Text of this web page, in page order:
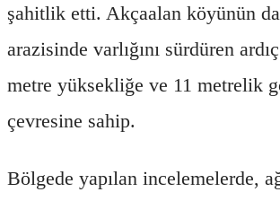
şahitlik etti. Akçaalan köyünün
arazisinde varlığını sürdüren
metre yüksekliğe ve 11 metrelik
çevresine sahip.
Bölgede yapılan incelemelerde,